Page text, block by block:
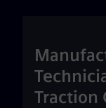
Traction